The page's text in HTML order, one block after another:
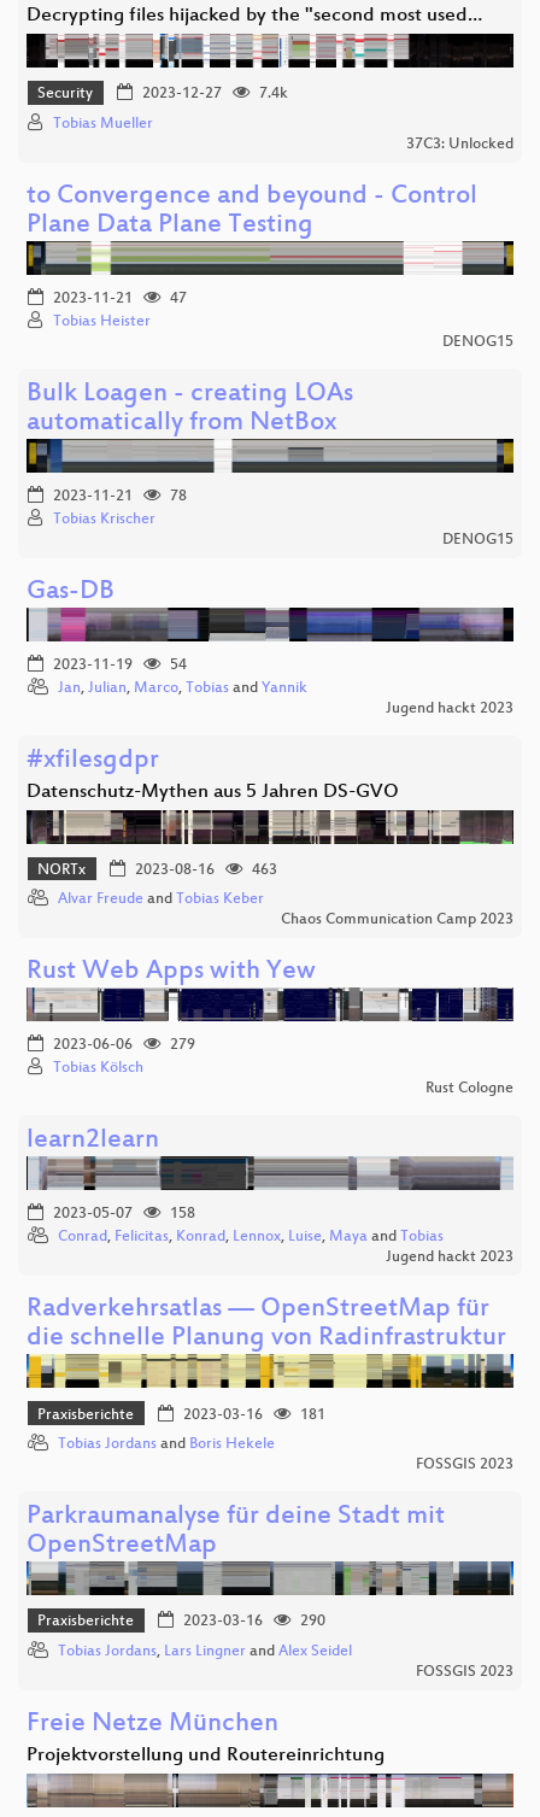
Decrypting files hijacked by the "second most used…
Security 2023-12-27
7.4k
Tobias Mueller
37C3: Unlocked
to Convergence and beyound - Control
Plane Data Plane Testing
2023-11-21
47
Tobias Heister
DENOG15
Bulk Loagen - creating LOAs
automatically from NetBox
2023-11-21
78
Tobias Krischer
DENOG15
Gas-DB
2023-11-19
54
Jan, Julian, Marco, Tobias and Yannik
Jugend hackt 2023
#xfilesgdpr
Datenschutz-Mythen aus 5 Jahren DS-GVO
NORTx 2023-08-16
463
Alvar Freude and Tobias Keber
Chaos Communication Camp 2023
Rust Web Apps with Yew
2023-06-06
279
Tobias Kölsch
Rust Cologne
learn2learn
2023-05-07
158
Conrad, Felicitas, Konrad, Lennox, Luise, Maya and Tobias
Jugend hackt 2023
Radverkehrsatlas — OpenStreetMap für
die schnelle Planung von Radinfrastruktur
Praxisberichte 2023-03-16
181
Tobias Jordans and Boris Hekele
FOSSGIS 2023
Parkraumanalyse für deine Stadt mit
OpenStreetMap
Praxisberichte 2023-03-16
290
Tobias Jordans, Lars Lingner and Alex Seidel
FOSSGIS 2023
Freie Netze München
Projektvorstellung und Routereinrichtung